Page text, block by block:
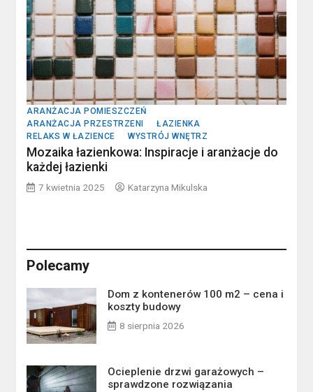
ARANŻACJA POMIESZCZEŃ
ARANŻACJA PRZESTRZENI
ŁAZIENKA
RELAKS W ŁAZIENCE
WYSTRÓJ WNĘTRZ
Mozaika łazienkowa: Inspiracje i aranżacje do
każdej łazienki
7 kwietnia 2025 Katarzyna Mikulska
Polecamy
Dom z kontenerów 100 m2 – cena i
koszty budowy
8 sierpnia 2026
Ocieplenie drzwi garażowych –
sprawdzone rozwiązania